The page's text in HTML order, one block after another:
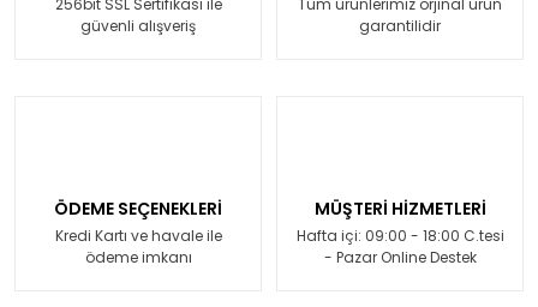
256bit SSL Sertifikası ile
güvenli alışveriş
Tüm ürünlerimiz orjinal ürün
garantilidir
ÖDEME SEÇENEKLERİ
Kredi Kartı ve havale ile
ödeme imkanı
MÜŞTERİ HİZMETLERİ
Hafta içi: 09:00 - 18:00 C.tesi
- Pazar Online Destek